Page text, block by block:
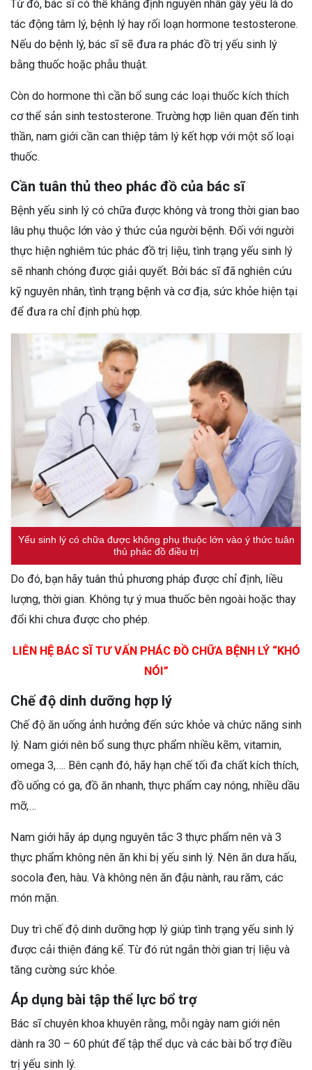
Từ đó, bác sĩ có thể khẳng định nguyên nhân gây yếu là do
tác động tâm lý, bệnh lý hay rối loạn hormone testosterone.
Nếu do bệnh lý, bác sĩ sẽ đưa ra phác đồ trị yếu sinh lý
bằng thuốc hoặc phẫu thuật.
Còn do hormone thì cần bổ sung các loại thuốc kích thích
cơ thể sản sinh testosterone. Trường hợp liên quan đến tinh
thần, nam giới cần can thiệp tâm lý kết hợp với một số loại
thuốc.
Cần tuân thủ theo phác đồ của bác sĩ
Bệnh yếu sinh lý có chữa được không và trong thời gian bao
lâu phụ thuộc lớn vào ý thức của người bệnh. Đối với người
thực hiện nghiêm túc phác đồ trị liệu, tình trạng yếu sinh lý
sẽ nhanh chóng được giải quyết. Bởi bác sĩ đã nghiên cứu
kỹ nguyên nhân, tình trạng bệnh và cơ địa, sức khỏe hiện tại
để đưa ra chỉ định phù hợp.
Yếu sinh lý có chữa được không phụ thuộc lớn vào ý thức tuân
thủ phác đồ điều trị
Do đó, bạn hãy tuân thủ phương pháp được chỉ định, liều
lượng, thời gian. Không tự ý mua thuốc bên ngoài hoặc thay
đổi khi chưa được cho phép.
LIÊN HỆ BÁC SĨ TƯ VẤN PHÁC ĐỒ CHỮA BỆNH LÝ “KHÓ
NÓI”
Chế độ dinh dưỡng hợp lý
Chế độ ăn uống ảnh hưởng đến sức khỏe và chức năng sinh
lý. Nam giới nên bổ sung thực phẩm nhiều kẽm, vitamin,
omega 3,…. Bên cạnh đó, hãy hạn chế tối đa chất kích thích,
đồ uống có ga, đồ ăn nhanh, thực phẩm cay nóng, nhiều dầu
mỡ,…
Nam giới hãy áp dụng nguyên tắc 3 thực phẩm nên và 3
thực phẩm không nên ăn khi bị yếu sinh lý. Nên ăn dưa hấu,
socola đen, hàu. Và không nên ăn đậu nành, rau răm, các
món mặn.
Duy trì chế độ dinh dưỡng hợp lý giúp tình trạng yếu sinh lý
được cải thiện đáng kể. Từ đó rút ngắn thời gian trị liệu và
tăng cường sức khỏe.
Áp dụng bài tập thể lực bổ trợ
Bác sĩ chuyên khoa khuyên rằng, mỗi ngày nam giới nên
dành ra 30 – 60 phút để tập thể dục và các bài bổ trợ điều
trị yếu sinh lý.